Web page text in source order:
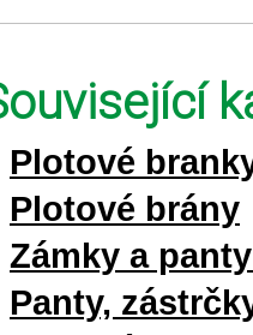
Plotové
Plotové brány
Zámky a
Panty,